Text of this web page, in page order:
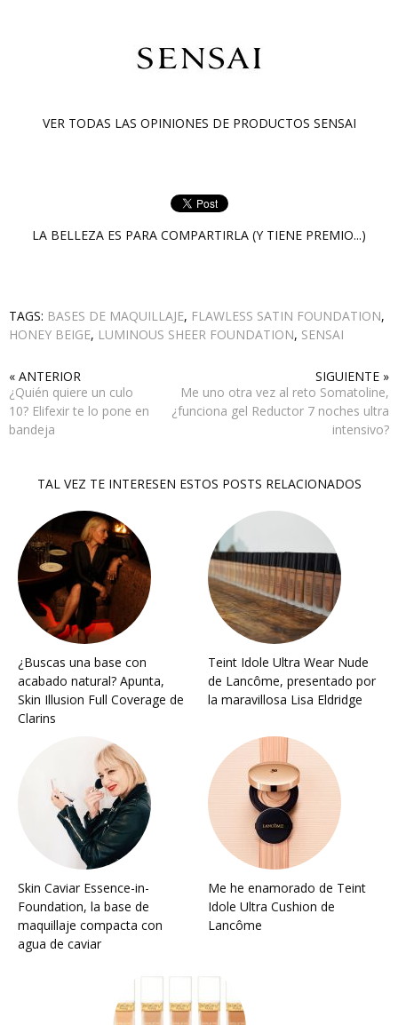
VER TODAS LAS OPINIONES DE PRODUCTOS SENSAI
LA BELLEZA ES PARA COMPARTIRLA (Y TIENE PREMIO...)
TAGS: BASES DE MAQUILLAJE, FLAWLESS SATIN FOUNDATION,
HONEY BEIGE, LUMINOUS SHEER FOUNDATION, SENSAI
« ANTERIOR
¿Quién quiere un culo
10? Elifexir te lo pone en
bandeja
SIGUIENTE »
Me uno otra vez al reto Somatoline,
¿funciona gel Reductor 7 noches ultra
intensivo?
TAL VEZ TE INTERESEN ESTOS POSTS RELACIONADOS
¿Buscas una base con
acabado natural? Apunta,
Skin Illusion Full Coverage de
Clarins
Teint Idole Ultra Wear Nude
de Lancôme, presentado por
la maravillosa Lisa Eldridge
Skin Caviar Essence-in-
Foundation, la base de
maquillaje compacta con
agua de caviar
Me he enamorado de Teint
Idole Ultra Cushion de
Lancôme